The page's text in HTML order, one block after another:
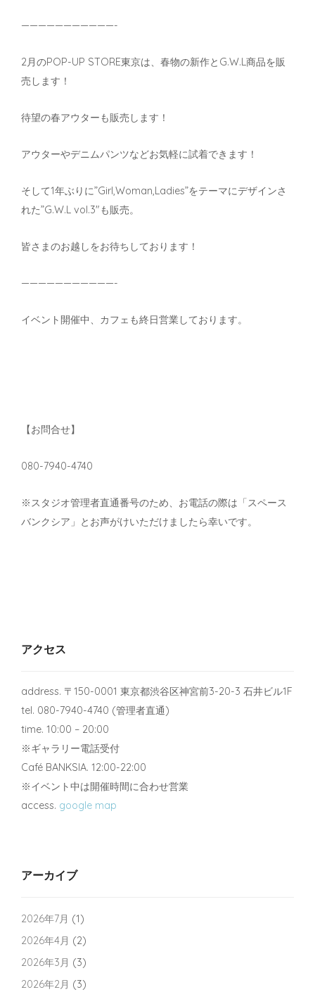
———————————-
2月のPOP-UP STORE東京は、春物の新作とG.W.L商品を販
売します！
待望の春アウターも販売します！
アウターやデニムパンツなどお気軽に試着できます！
そして1年ぶりに”Girl,Woman,Ladies”をテーマにデザインさ
れた”G.W.L vol.3″も販売。
皆さまのお越しをお待ちしております！
———————————-
イベント開催中、カフェも終日営業しております。
【お問合せ】
080-7940-4740
※スタジオ管理者直通番号のため、お電話の際は「スペース
バンクシア」とお声がけいただけましたら幸いです。
アクセス
address. 〒150-0001 東京都渋谷区神宮前3-20-3 石井ビル1F
tel. 080-7940-4740 (管理者直通)
time. 10:00 – 20:00
※ギャラリー電話受付
Café BANKSIA. 12:00-22:00
※イベント中は開催時間に合わせ営業
access. google map
アーカイブ
2026年7月 (1)
2026年4月 (2)
2026年3月 (3)
2026年2月 (3)